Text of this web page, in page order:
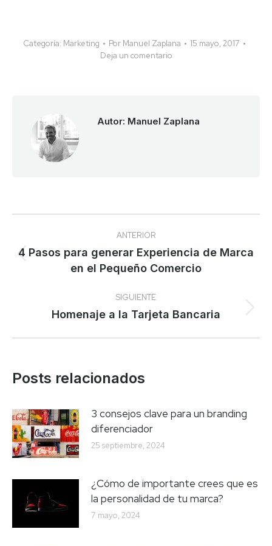
Categoría: Marketing Por Manuel Zaplana
15 mayo, 2017
Deja un comentario
Autor: Manuel Zaplana
Navegación
entre
publicaciones
ANTERIOR
Publicación
anterior:
4 Pasos para generar Experiencia de Marca
en el Pequeño Comercio
SIGUIENTE
Publicación
Homenaje a la Tarjeta Bancaria
Posts relacionados
3 consejos clave para un branding
diferenciador
25 septiembre, 2024
¿Cómo de importante crees que es
la personalidad de tu marca?
7 mayo, 2024